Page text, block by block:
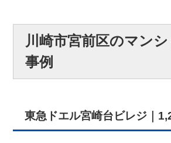
川崎市宮前区のマン
事例
東急ドエル宮崎台ビレジ｜